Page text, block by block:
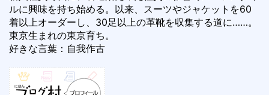
ルに興味を持ち始める。以来、スーツやジャケットを60
着以上オーダーし、30足以上の革靴を収集する道に……。
東京生まれの東京育ち。
好きな言葉：自我作古